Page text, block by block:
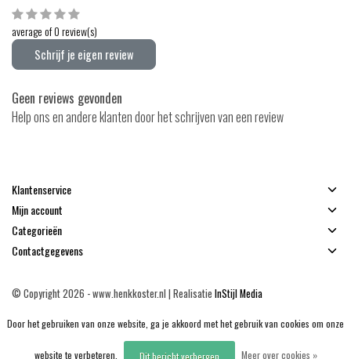
average of 0 review(s)
Schrijf je eigen review
Geen reviews gevonden
Help ons en andere klanten door het schrijven van een review
Klantenservice
Mijn account
Categorieën
Contactgegevens
© Copyright 2026 - www.henkkoster.nl | Realisatie InStijl Media
Door het gebruiken van onze website, ga je akkoord met het gebruik van cookies om onze
website te verbeteren. Dit bericht verbergen Meer over cookies »